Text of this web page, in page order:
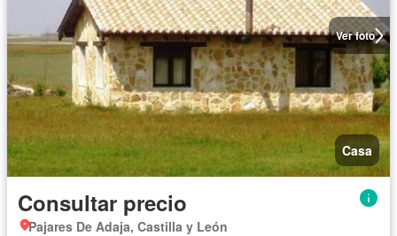
Ver foto
Casa
Consultar precio
Pajares De Adaja, Castilla y León